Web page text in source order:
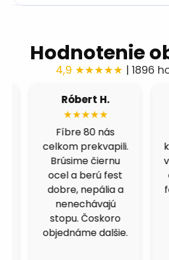
Hodnotenie
4,9 ★★★★★ | 1896
Róbert H.
★★★★★
Fíbre 80 nás
celkom prekvapili.
Brúsime čiernu
ocel a berú fest
dobre, nepália a
nenechávajú
stopu. Čoskoro
objednáme dalšie.